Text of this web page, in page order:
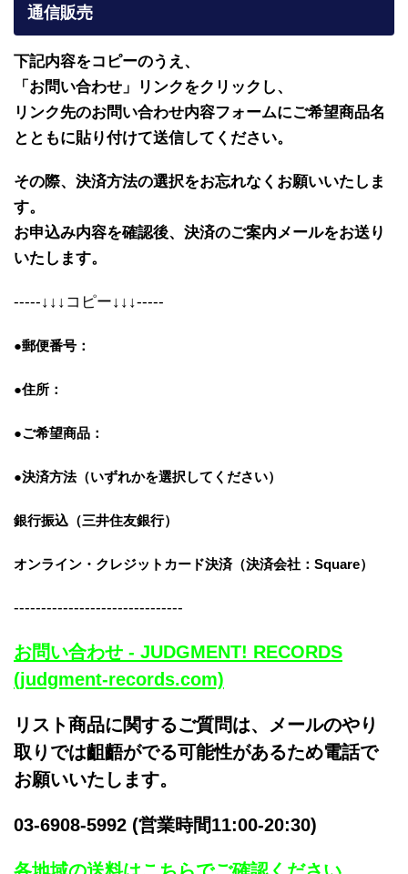
通信販売
下記内容をコピーのうえ、
「お問い合わせ」リンクをクリックし、
リンク先のお問い合わせ内容フォームにご希望商品名
とともに貼り付けて送信してください。
その際、決済方法の選択をお忘れなくお願いいたしま
す。
お申込み内容を確認後、決済のご案内メールをお送り
いたします。
-----↓↓↓コピー↓↓↓-----
●郵便番号：
●住所：
●ご希望商品：
●決済方法（いずれかを選択してください）
銀行振込（三井住友銀行）
オンライン・クレジットカード決済（決済会社：Square）
-------------------------------
お問い合わせ - JUDGMENT! RECORDS
(judgment-records.com)
リスト商品に関するご質問は、メールのやり
取りでは齟齬がでる可能性があるため電話で
お願いいたします。
03-6908-5992 (営業時間11:00-20:30)